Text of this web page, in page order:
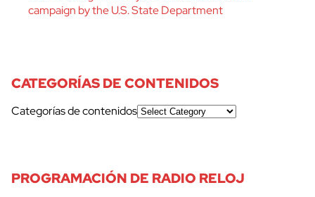
campaign by the U.S. State Department
CATEGORÍAS DE CONTENIDOS
Categorías de contenidos
PROGRAMACIÓN DE RADIO RELOJ